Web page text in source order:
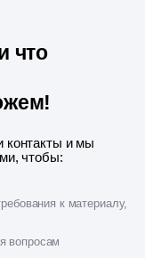
что
контакты и мы
чтобы:
к материалу,
вопросам